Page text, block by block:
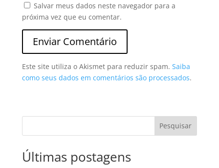
Salvar meus dados neste navegador para a
próxima vez que eu comentar.
Este site utiliza o Akismet para reduzir spam. Saiba
como seus dados em comentários são processados.
Pesquisar
Últimas postagens